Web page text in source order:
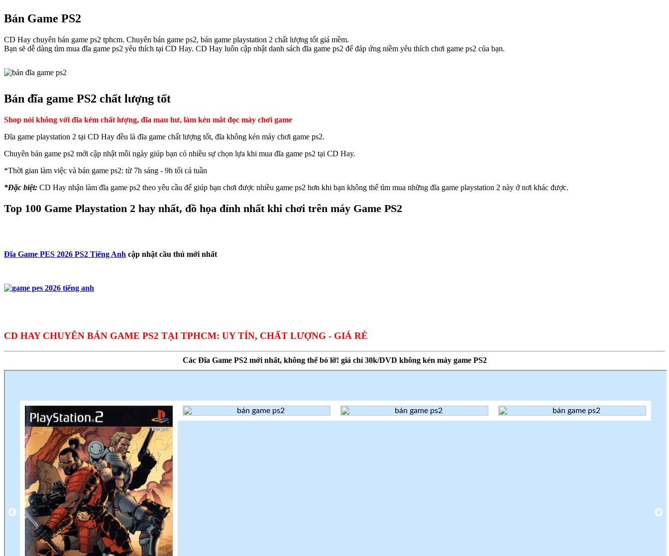
Bán Game PS2
CD Hay chuyên bán game ps2 tphcm. Chuyên bán game ps2, bán game playstation 2 chất lượng tốt giá mềm.
Bạn sẽ dễ dàng tìm mua đĩa game ps2 yêu thích tại CD Hay. CD Hay luôn cập nhật danh sách đĩa game ps2 để đáp ứng niềm yêu thích chơi game ps2 của bạn.
Bán đĩa game PS2 chất lượng tốt
Shop nói không với đĩa kém chất lượng, đĩa mau hư, làm kén mắt đọc máy chơi game
Đĩa game playstation 2 tại CD Hay đều là đĩa game chất lượng tốt, đĩa không kén máy chơi game ps2.
Chuyên bán game ps2 mới cập nhật mỗi ngày giúp bạn có nhiều sự chọn lựa khi mua đĩa game ps2 tại CD Hay.
*Thời gian làm việc và bán game ps2: từ 7h sáng - 9h tối cả tuần
*Đặc biệt: CD Hay nhận làm đĩa game ps2 theo yêu cầu để giúp bạn chơi được nhiều game ps2 hơn khi bạn không thể tìm mua những đĩa game playstation 2 này ở nơi khác được.
Top 100 Game Playstation 2 hay nhất, đồ họa đỉnh nhất khi chơi trên máy Game PS2
Đĩa Game PES 2026 PS2 Tiếng Anh cập nhật cầu thủ mới nhất
CD HAY CHUYÊN BÁN GAME PS2 TẠI TPHCM: UY TÍN, CHẤT LƯỢNG - GIÁ RẺ
Các Đĩa Game PS2 mới nhất, không thể bỏ lỡ! giá chỉ 30k/DVD không kén máy game PS2